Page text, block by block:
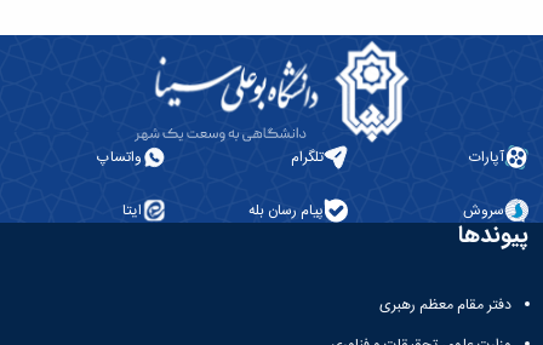
آپارات تلگرام واتساپ
سروش پیام رسان بله ایتا
پیوندها
دفتر مقام معظم رهبری